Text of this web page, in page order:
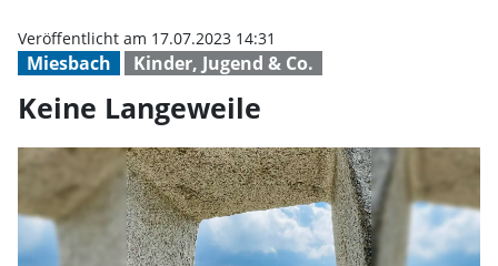
Miesbach Kinder, Jugend & Co.
Veröffentlicht am 17.07.2023 14:31
Keine Langeweile